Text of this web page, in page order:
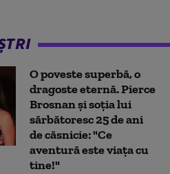
O poveste superbă, o
dragoste eternă. Pierce
Brosnan și soția lui
sărbătoresc 25 de ani
de căsnicie: "Ce
aventură este viața cu
tine!"